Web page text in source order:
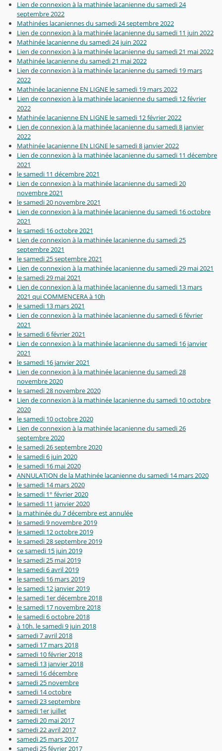
Lien de connexion à la mathinée lacanienne du samedi 24
septembre 2022
Mathinées lacaniennes du samedi 24 septembre 2022
Lien de connexion à la mathinée lacanienne du samedi 11 juin 2022
Mathinée lacanienne du samedi 24 juin 2022
Lien de connexion à la mathinée lacanienne du samedi 21 mai 2022
Mathinée lacanienne du samedi 21 mai 2022
Lien de connexion à la mathinée lacanienne du samedi 19 mars
2022
Mathinée lacanienne EN LIGNE le samedi 19 mars 2022
Lien de connexion à la mathinée lacanienne du samedi 12 février
2022
Mathinée lacanienne EN LIGNE le samedi 12 février 2022
Lien de connexion à la mathinée lacanienne du samedi 8 janvier
2022
Mathinée lacanienne EN LIGNE le samedi 8 janvier 2022
Lien de connexion à la mathinée lacanienne du samedi 11 décembre
2021
le samedi 11 décembre 2021
Lien de connexion à la mathinée lacanienne du samedi 20
novembre 2021
le samedi 20 novembre 2021
Lien de connexion à la mathinée lacanienne du samedi 16 octobre
2021
le samedi 16 octobre 2021
Lien de connexion à la mathinée lacanienne du samedi 25
septembre 2021
le samedi 25 septembre 2021
Lien de connexion à la mathinée lacanienne du samedi 29 mai 2021
le samedi 29 mai 2021
Lien de connexion à la mathinée lacanienne du samedi 13 mars
2021 qui COMMENCERA à 10h
le samedi 13 mars 2021
Lien de connexion à la mathinée lacanienne du samedi 6 février
2021
le samedi 6 février 2021
Lien de connexion à la mathinée lacanienne du samedi 16 janvier
2021
le samedi 16 janvier 2021
Lien de connexion à la mathinée lacanienne du samedi 28
novembre 2020
le samedi 28 novembre 2020
Lien de connexion à la mathinée lacanienne du samedi 10 octobre
2020
le samedi 10 octobre 2020
Lien de connexion à la mathinée lacanienne du samedi 26
septembre 2020
le samedi 26 septembre 2020
le samedi 6 juin 2020
le samedi 16 mai 2020
ANNULATION de la Mathinée lacanienne du samedi 14 mars 2020
le samedi 14 mars 2020
le samedi 1° février 2020
le samedi 11 janvier 2020
la mathinée du 7 décembre est annulée
le samedi 9 novembre 2019
le samedi 12 octobre 2019
le samedi 28 septembre 2019
ce samedi 15 juin 2019
le samedi 25 mai 2019
le samedi 6 avril 2019
le samedi 16 mars 2019
le samedi 12 janvier 2019
le samedi 1er décembre 2018
le samedi 17 novembre 2018
le samedi 6 octobre 2018
à 10h. le samedi 9 juin 2018
samedi 7 avril 2018
samedi 17 mars 2018
samedi 10 février 2018
samedi 13 janvier 2018
samedi 16 décembre
samedi 25 novembre
samedi 14 octobre
samedi 23 septembre
samedi 1er juillet
samedi 20 mai 2017
samedi 22 avril 2017
samedi 25 mars 2017
samedi 25 février 2017